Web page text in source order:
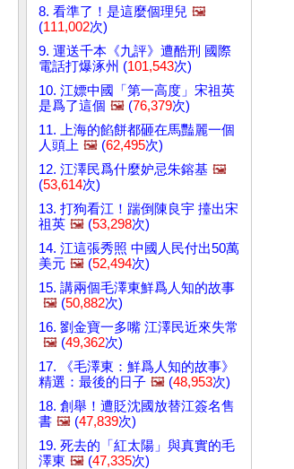
8. 看準了！是這麼個理兒 🖼️
(111,002次)
9. 運送千本《九評》遭酷刑 國際
電話打爆涿州 (101,543次)
10. 江嫖中國「第一高度」宋祖英
是爲了這個 🖼️ (76,379次)
11. 上海的餡餅都砸在馬豔麗一個
人頭上 🖼️ (62,495次)
12. 江澤民爲什麼妒忌朱鎔基 🖼️
(53,614次)
13. 打狗看江！踹倒陳良宇 擡出宋
祖英 🖼️ (53,298次)
14. 江這張秀照 中國人民付出50萬
美元 🖼️ (52,494次)
15. 講兩個毛澤東鮮爲人知的故事
🖼️ (50,882次)
16. 劉金寶一多嘴 江澤民近來失常
🖼️ (49,362次)
17. 《毛澤東：鮮爲人知的故事》
精選：最後的日子 🖼️ (48,953次)
18. 創舉！遭貶沈國放替江簽名售
書 🖼️ (47,839次)
19. 死去的「紅太陽」與真實的毛
澤東 🖼️ (47,335次)